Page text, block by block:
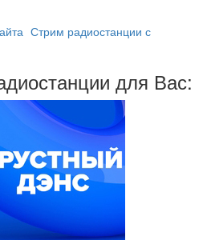
Стрим радиостанции с
для Вас: